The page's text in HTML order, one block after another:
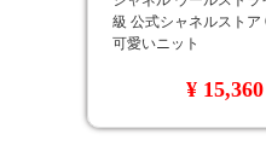
級 公式シャネルストア
可愛いニット
¥